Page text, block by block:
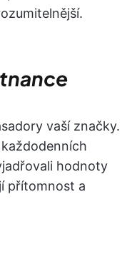
vaší značky.
hodnoty
přítomnost a